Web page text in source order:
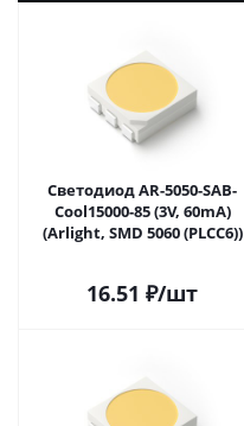
Светодиод AR-5050-SAB-
Cool15000-85 (3V, 60mA)
(Arlight, SMD 5060 (PLCC6))
16.51 ₽/шт